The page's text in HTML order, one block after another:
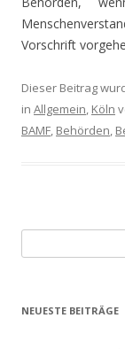
Vorschrift
Dieser Beitrag
in Allgemein, Köln
BAMF, Behörden,
nach:
NEUESTE BEITRÄGE